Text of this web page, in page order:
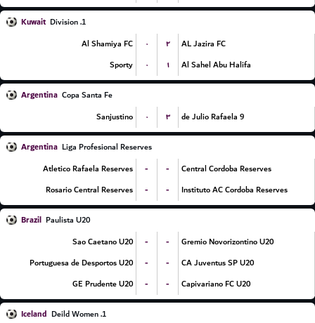
Kuwait
1. Division
Al Shamiya FC
۰ ۲
AL Jazira FC
Sporty
۰ ۱ Al Sahel Abu Halifa
Argentina Copa Santa Fe
Sanjustino
۰ ۳ 9 de Julio Rafaela
Argentina Liga Profesional Reserves
Atletico Rafaela Reserves
- -
Central Cordoba Reserves
Rosario Central Reserves
- - Instituto AC Cordoba Reserves
Brazil Paulista U20
Sao Caetano U20
- -
Gremio Novorizontino U20
Portuguesa de Desportos U20
- -
CA Juventus SP U20
GE Prudente U20
- - Capivariano FC U20
Iceland
1. Deild Women